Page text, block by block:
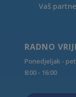
Vaš
RADNO
Ponedjeljak -
8:00 - 16:00